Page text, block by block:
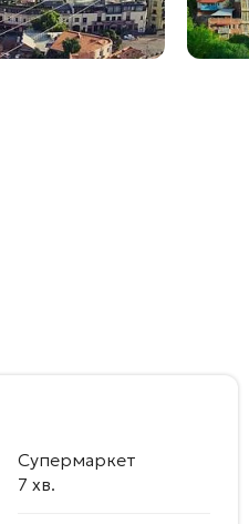
Супермаркет
7 хв.